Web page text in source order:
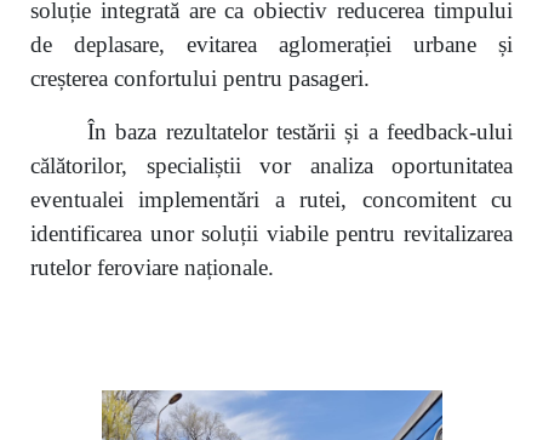
soluție integrată are ca obiectiv reducerea timpului
de deplasare, evitarea aglomerației urbane și
creșterea confortului pentru pasageri.
În baza rezultatelor testării și a feedback-ului
călătorilor, specialiștii vor analiza oportunitatea
eventualei implementări a rutei, concomitent cu
identificarea unor soluții viabile pentru revitalizarea
rutelor feroviare naționale.